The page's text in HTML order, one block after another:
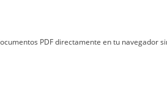
PDF directamente en tu navegador